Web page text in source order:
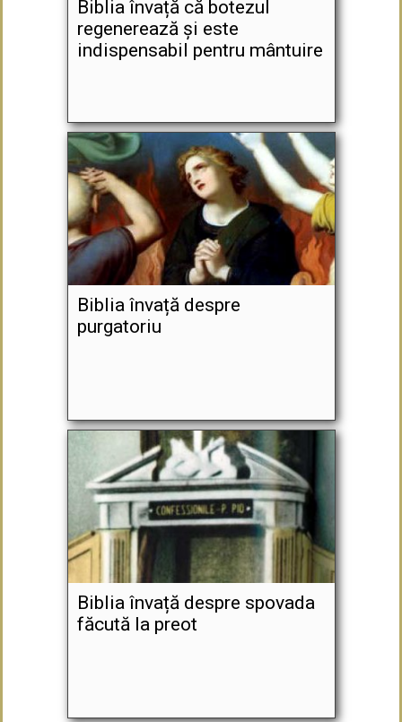
Biblia învață că botezul
regenerează și este
indispensabil pentru mântuire
Biblia învață despre
purgatoriu
Biblia învață despre spovada
făcută la preot